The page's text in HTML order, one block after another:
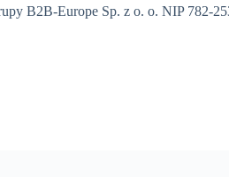
B2B-Europe Sp. z o. o. NIP 782-